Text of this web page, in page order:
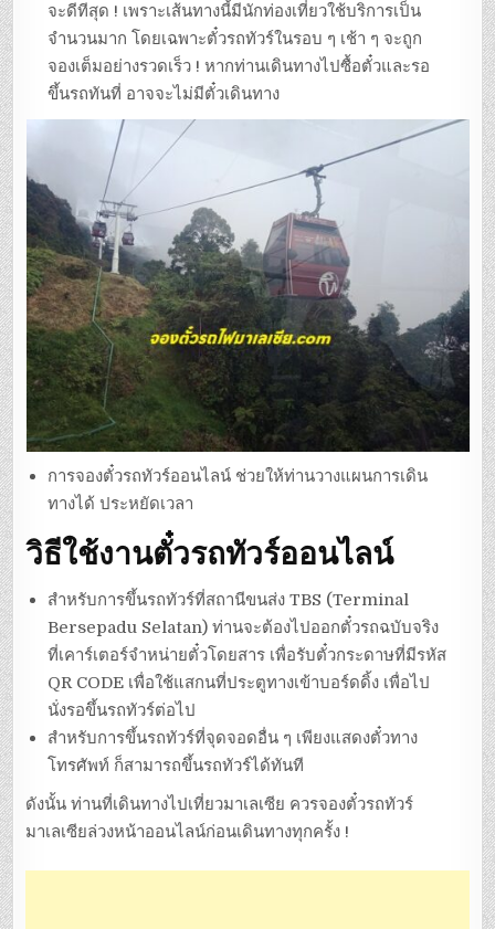
จะดีทีสุด ! เพราะเส้นทางนี้มีนักท่องเที่ยวใช้บริการเป็น
จำนวนมาก โดยเฉพาะตั๋วรถทัวร์ในรอบ ๆ เช้า ๆ จะถูก
จองเต็มอย่างรวดเร็ว ! หากท่านเดินทางไปซื้อตั๋วและรอ
ขึ้นรถทันที่ อาจจะไม่มีตั๋วเดินทาง
การจองตั๋วรถทัวร์ออนไลน์ ช่วยให้ท่านวางแผนการเดิน
ทางได้ ประหยัดเวลา
วิธีใช้งานตั๋วรถทัวร์ออนไลน์
สำหรับการขึ้นรถทัวร์ที่สถานีขนส่ง TBS (Terminal
Bersepadu Selatan) ท่านจะต้องไปออกตั๋วรถฉบับจริง
ที่เคาร์เตอร์จำหน่ายตั๋วโดยสาร เพื่อรับตั๋วกระดาษที่มีรหัส
QR CODE เพื่อใช้แสกนที่ประตูทางเข้าบอร์ดดิ้ง เพื่อไป
นั่งรอขึ้นรถทัวร์ต่อไป
สำหรับการขึ้นรถทัวร์ที่จุดจอดอื่น ๆ เพียงแสดงตั๋วทาง
โทรศัพท์ ก็สามารถขึ้นรถทัวร์ได้ทันที
ดังนั้น ท่านที่เดินทางไปเที่ยวมาเลเซีย ควรจองตั๋วรถทัวร์
มาเลเซียล่วงหน้าออนไลน์ก่อนเดินทางทุกครั้ง !